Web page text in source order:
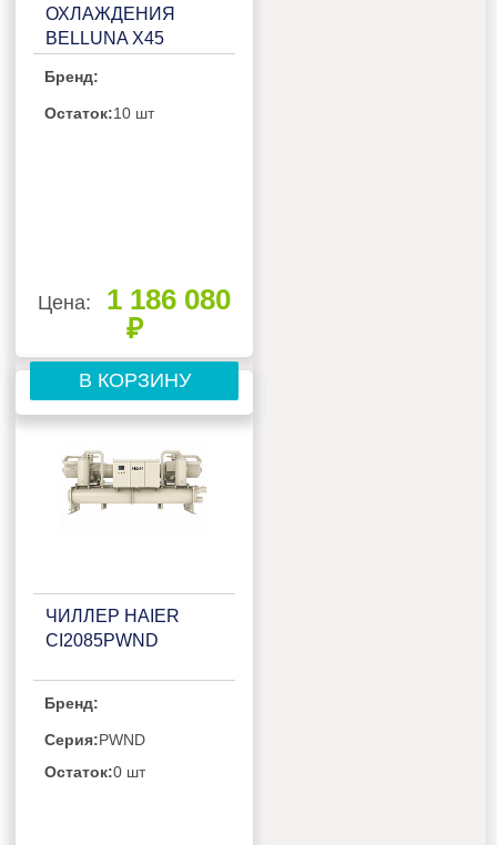
ОХЛАЖДЕНИЯ
BELLUNA X45
Бренд:
Остаток:10 шт
Цена:
1 186 080
₽
В КОРЗИНУ
ЧИЛЛЕР HAIER
CI2085PWND
Бренд:
Серия:PWND
Остаток:0 шт